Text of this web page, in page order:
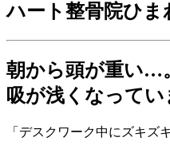
ハート整骨院ひま
朝から頭が重い…
吸が浅くなってい
「デスクワーク中にズキズ